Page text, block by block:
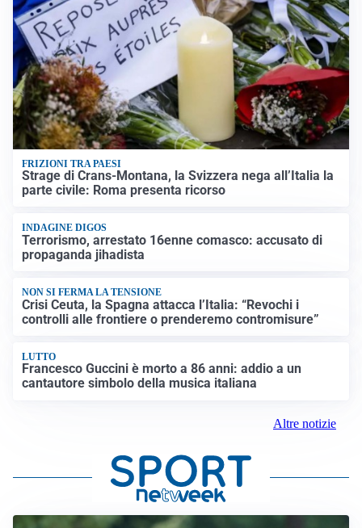
FRIZIONI TRA PAESI
Strage di Crans-Montana, la Svizzera nega all’Italia la
parte civile: Roma presenta ricorso
INDAGINE DIGOS
Terrorismo, arrestato 16enne comasco: accusato di
propaganda jihadista
NON SI FERMA LA TENSIONE
Crisi Ceuta, la Spagna attacca l’Italia: “Revochi i
controlli alle frontiere o prenderemo contromisure”
LUTTO
Francesco Guccini è morto a 86 anni: addio a un
cantautore simbolo della musica italiana
Altre notizie